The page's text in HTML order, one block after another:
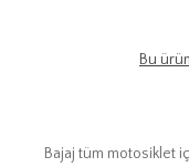
Bu
Bajaj tüm motosiklet